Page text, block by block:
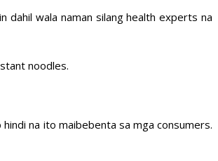
dahil wala naman silang health experts na
noodles.
na ito maibebenta sa mga consumers.